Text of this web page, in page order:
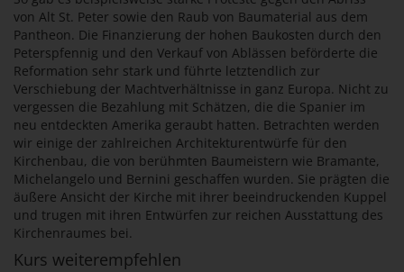
von Alt St. Peter sowie den Raub von Baumaterial aus dem
Pantheon. Die Finanzierung der hohen Baukosten durch den
Peterspfennig und den Verkauf von Ablässen beförderte die
Reformation sehr stark und führte letztendlich zur
Verschiebung der Machtverhältnisse in ganz Europa. Nicht zu
vergessen die Bezahlung mit Schätzen, die die Spanier im
neu entdeckten Amerika geraubt hatten. Betrachten werden
wir einige der zahlreichen Architekturentwürfe für den
Kirchenbau, die von berühmten Baumeistern wie Bramante,
Michelangelo und Bernini geschaffen wurden. Sie prägten die
äußere Ansicht der Kirche mit ihrer beeindruckenden Kuppel
und trugen mit ihren Entwürfen zur reichen Ausstattung des
Kirchenraumes bei.
Kurs weiterempfehlen